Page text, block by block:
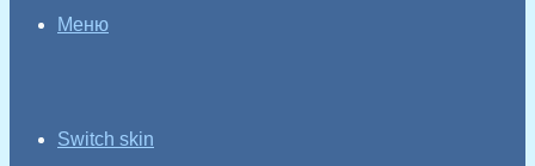
Меню
Switch skin